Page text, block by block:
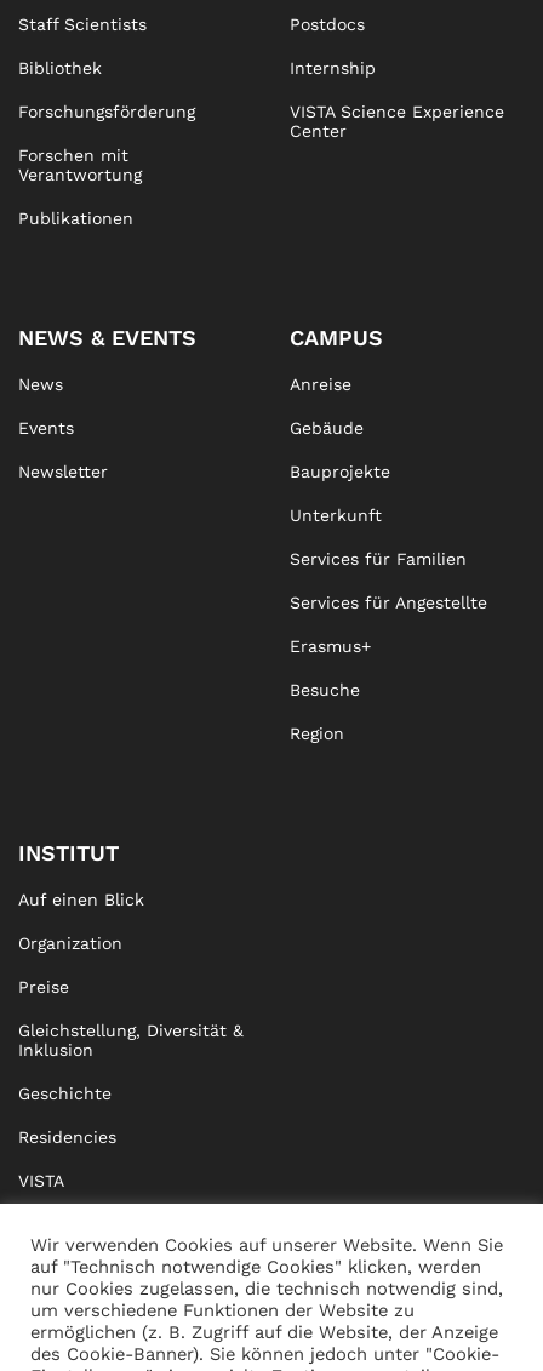
Staff Scientists
Bibliothek
Forschungsförderung
Forschen mit
Verantwortung
Publikationen
Postdocs
Internship
VISTA Science Experience
Center
NEWS & EVENTS
News
Events
Newsletter
CAMPUS
Anreise
Gebäude
Bauprojekte
Unterkunft
Services für Familien
Services für Angestellte
Erasmus+
Besuche
Region
INSTITUT
Auf einen Blick
Organization
Preise
Gleichstellung, Diversität &
Inklusion
Geschichte
Residencies
VISTA
BRIDGE Network
Dokumente
Wir verwenden Cookies auf unserer Website. Wenn Sie
auf "Technisch notwendige Cookies" klicken, werden
nur Cookies zugelassen, die technisch notwendig sind,
um verschiedene Funktionen der Website zu
ermöglichen (z. B. Zugriff auf die Website, der Anzeige
des Cookie-Banner). Sie können jedoch unter "Cookie-